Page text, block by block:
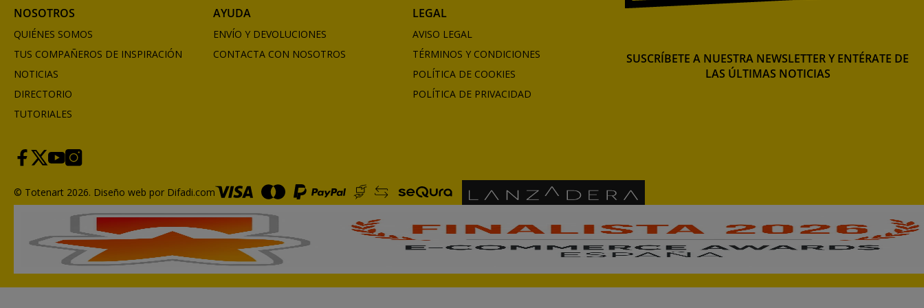
NOSOTROS
QUIÉNES SOMOS
TUS COMPAÑEROS DE INSPIRACIÓN
NOTICIAS
DIRECTORIO
TUTORIALES
AYUDA
ENVÍO Y DEVOLUCIONES
CONTACTA CON NOSOTROS
LEGAL
AVISO LEGAL
TÉRMINOS Y CONDICIONES
POLÍTICA DE COOKIES
POLÍTICA DE PRIVACIDAD
SUSCRÍBETE A NUESTRA NEWSLETTER Y ENTÉRATE DE
LAS ÚLTIMAS NOTICIAS
© Totenart 2026. Diseño web por Difadi.com